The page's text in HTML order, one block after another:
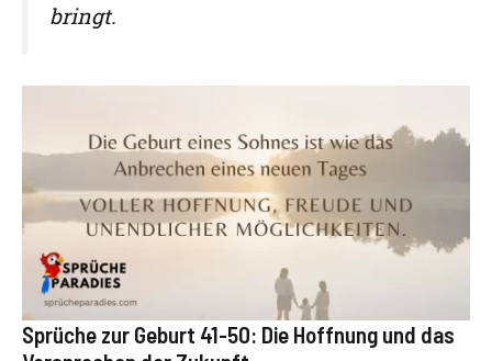
bringt.
Sprüche zur Geburt 41-50: Die Hoffnung und das